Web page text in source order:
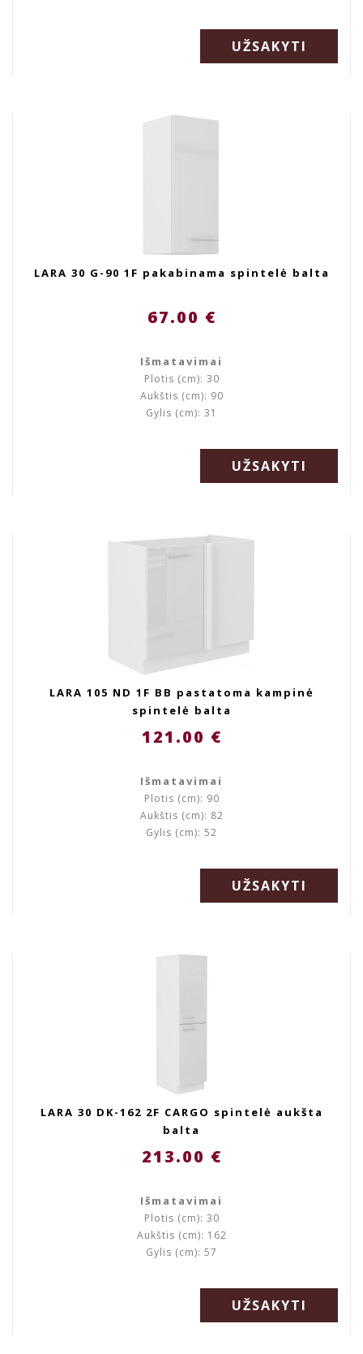
UŽSAKYTI
LARA 30 G-90 1F pakabinama spintelė balta
67.00 €
Išmatavimai
Plotis (cm): 30
Aukštis (cm): 90
Gylis (cm): 31
UŽSAKYTI
LARA 105 ND 1F BB pastatoma kampinė
spintelė balta
121.00 €
Išmatavimai
Plotis (cm): 90
Aukštis (cm): 82
Gylis (cm): 52
UŽSAKYTI
LARA 30 DK-162 2F CARGO spintelė aukšta
balta
213.00 €
Išmatavimai
Plotis (cm): 30
Aukštis (cm): 162
Gylis (cm): 57
UŽSAKYTI